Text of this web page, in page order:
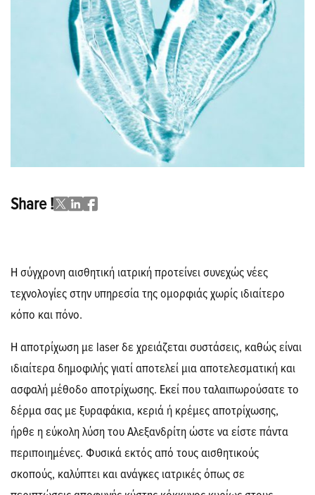
Η σύγχρονη αισθητική ιατρική προτείνει συνεχώς νέες
τεχνολογίες στην υπηρεσία της ομορφιάς χωρίς ιδιαίτερο
κόπο και πόνο.
Η αποτρίχωση με laser δε χρειάζεται συστάσεις, καθώς είναι
ιδιαίτερα δημοφιλής γιατί αποτελεί μια αποτελεσματική και
ασφαλή μέθοδο αποτρίχωσης. Εκεί που ταλαιπωρούσατε το
δέρμα σας με ξυραφάκια, κεριά ή κρέμες αποτρίχωσης,
ήρθε η εύκολη λύση του Αλεξανδρίτη ώστε να είστε πάντα
περιποιημένες. Φυσικά εκτός από τους αισθητικούς
σκοπούς, καλύπτει και ανάγκες ιατρικές όπως σε
Share !